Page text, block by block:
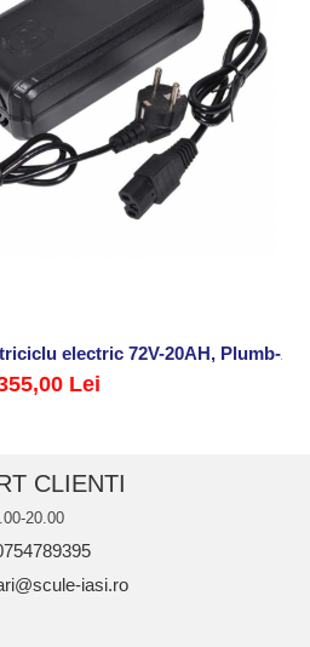
electric 72V-20AH, Plumb-
Lei
CLIENTI
20.00
iasi.ro